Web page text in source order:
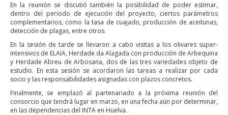
En la reunión se discutió también la posibilidad de poder estimar,
dentro del periodo de ejecución del proyecto, ciertos parámetros
complementarios, como la tasa de cuajado, producción de aceitunas,
detección de plagas, entre otros.
En la sesión de tarde se llevaron a cabo visitas a los olivares super-
intensivos de ELAIA, Herdade da Alagada con producción de Arbequina
y Herdade Abreu de Arbosana, dos de las tres variedades objeto de
estudio. En esta sesión se acordaron las tareas a realizar por cada
socio y las responsabilidades asignadas con plazos concretos.
Finalmente, se emplazó al partenariado a la próxima reunión del
consorcio que tendrá lugar en marzo, en una fecha aún por determinar,
en las dependencias del INTA en Huelva.